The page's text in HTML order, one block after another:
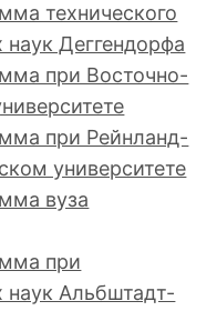
технического
Деггендорфа
при Восточно-
при Рейнланд-
университете
вуза
при
наук Альбштадт-